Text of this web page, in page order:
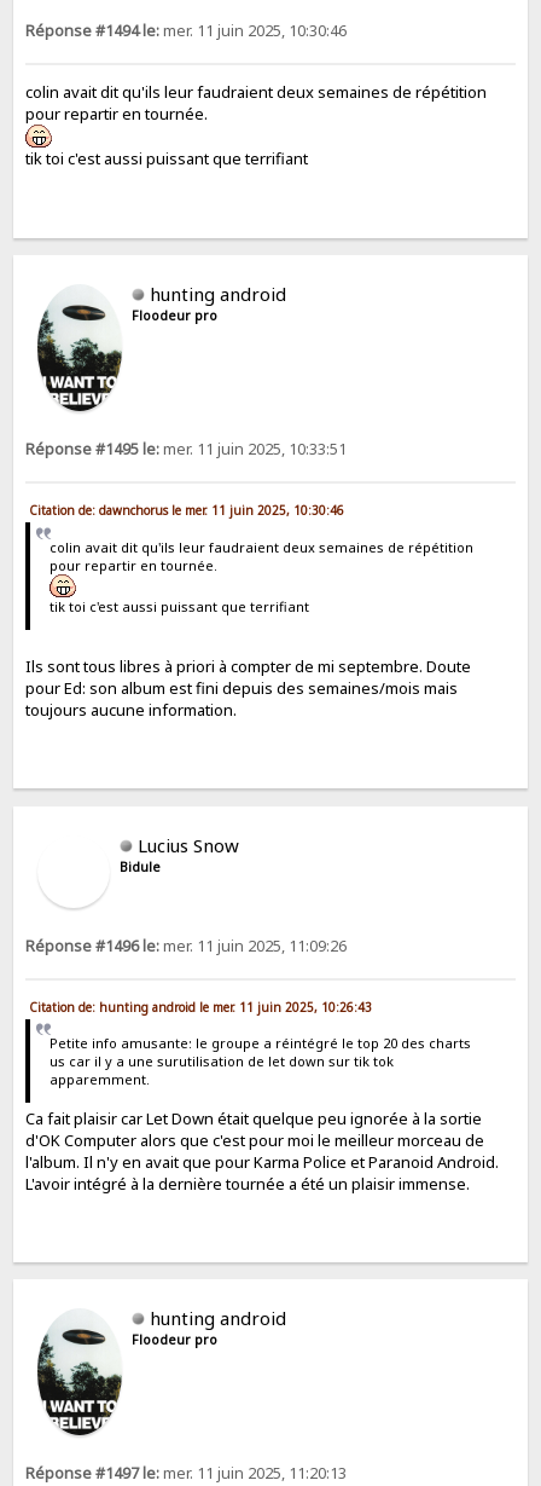
Réponse #1494 le:mer. 11 juin 2025, 10:30:46
colin avait dit qu'ils leur faudraient deux semaines de répétition
pour repartir en tournée.
tik toi c'est aussi puissant que terrifiant
hunting android
Floodeur pro
Réponse #1495 le:mer. 11 juin 2025, 10:33:51
Citation de: dawnchorus le mer. 11 juin 2025, 10:30:46
colin avait dit qu'ils leur faudraient deux semaines de répétition
pour repartir en tournée.
tik toi c'est aussi puissant que terrifiant
Ils sont tous libres à priori à compter de mi septembre. Doute
pour Ed: son album est fini depuis des semaines/mois mais
toujours aucune information.
Lucius Snow
Bidule
Réponse #1496 le:mer. 11 juin 2025, 11:09:26
Citation de: hunting android le mer. 11 juin 2025, 10:26:43
Petite info amusante: le groupe a réintégré le top 20 des charts
us car il y a une surutilisation de let down sur tik tok
apparemment.
Ca fait plaisir car Let Down était quelque peu ignorée à la sortie
d'OK Computer alors que c'est pour moi le meilleur morceau de
l'album. Il n'y en avait que pour Karma Police et Paranoid Android.
L'avoir intégré à la dernière tournée a été un plaisir immense.
hunting android
Floodeur pro
Réponse #1497 le:mer. 11 juin 2025, 11:20:13